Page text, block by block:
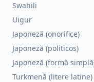
Swahili
Uigur
Japoneză (onorifice)
Japoneză (politicos)
Japoneză (formă
Turkmenă (litere latine)